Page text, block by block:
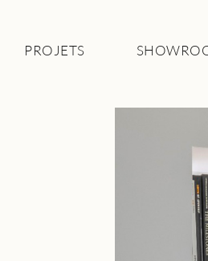
PROJETS